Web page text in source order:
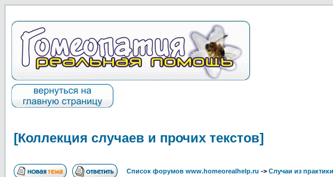
[Коллекция случаев и прочих текстов]
Список форумов www.homeorealhelp.ru -> Случаи из